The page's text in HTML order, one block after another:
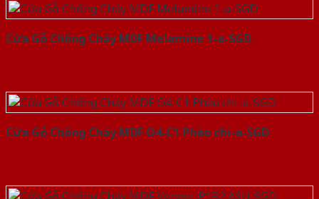
Cửa Gỗ Chống Cháy MDF Melamine 1-a-SGD
Cửa Gỗ Chống Cháy MDF O4-C1 Phào chi-a-SGD